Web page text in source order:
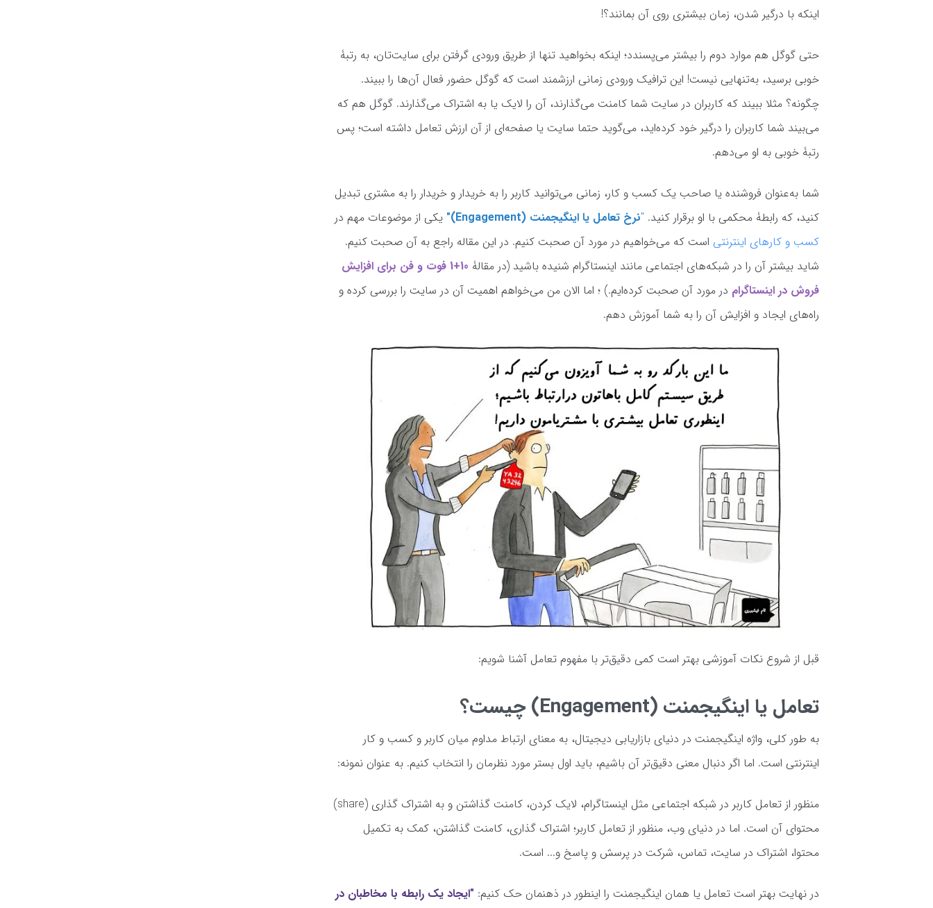
اینکه با درگیر شدن، زمان بیشتری روی آن بمانند؟!
حتی گوگل هم موارد دوم را بیشتر می‌پسندد؛ اینکه بخواهید تنها از طریق ورودی گرفتن برای سایت‌تان، به رتبۀ
خوبی برسید، به‌تنهایی نیست! این ترافیک ورودی زمانی ارزشمند است که گوگل حضور فعال آن‌ها را ببیند.
چگونه؟ مثلا ببیند که کاربران در سایت شما کامنت می‌گذارند، آن را لایک یا به اشتراک می‌گذارند. گوگل هم که
می‌بیند شما کاربران را درگیر خود کرده‌اید، می‌گوید حتما سایت یا صفحه‌ای از آن ارزش تعامل داشته است؛ پس
رتبۀ خوبی به او می‌دهم.
شما به‌عنوان فروشنده یا صاحب یک کسب و کار، زمانی می‌توانید کاربر را به خریدار و خریدار را به مشتری تبدیل
کنید، که رابطۀ محکمی با او برقرار کنید. "نرخ تعامل یا اینگیجمنت (Engagement)"
یکی از موضوعات مهم در
کسب و کارهای اینترنتی است که می‌خواهیم در مورد آن صحبت کنیم. در این مقاله راجع به آن صحبت کنیم.
شاید بیشتر آن را در شبکه‌های اجتماعی مانند اینستاگرام شنیده باشید (در مقالۀ
10+1 فوت و فن‌ برای افزایش
فروش در اینستاگرام در مورد آن صحبت کرده‌ایم.) ؛ اما الان من می‌خواهم اهمیت آن در سایت را بررسی کرده و
راه‌های ایجاد و افزایش آن را به شما آموزش دهم.
قبل از شروع نکات آموزشی بهتر است کمی دقیق‌تر با مفهوم تعامل آشنا شویم:
تعامل یا اینگیجمنت (Engagement) چیست؟
به طور کلی، واژه اینگیجمنت در دنیای بازاریابی دیجیتال، به معنای ارتباط مداوم میان کاربر و کسب‌ و کار
اینترنتی است. اما اگر دنبال معنی دقیق‌تر آن باشیم، باید اول بستر مورد نظرمان را انتخاب کنیم. به عنوان نمونه:
منظور از تعامل کاربر در شبکه اجتماعی مثل اینستاگرام، لایک کردن، کامنت گذاشتن و به اشتراک گذاری (share)
محتوای آن است. اما در دنیای وب‌، منظور از تعامل کاربر؛ اشتراک گذاری، کامنت گذاشتن، کمک به تکمیل
محتوا، اشتراک در سایت، تماس، شرکت در پرسش و پاسخ و... است.
در نهایت بهتر است تعامل یا همان اینگیجمنت را اینطور در ذهنمان حک کنیم: "ایجاد یک رابطه با مخاطبان در